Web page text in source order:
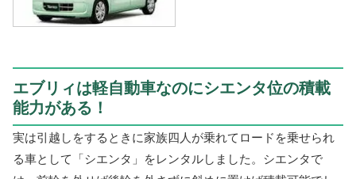
エブリィは軽自動車なのにシエンタ位の積載
能力がある！
実は引越しをするときに家族四人が乗れてロードを乗せられ
る車として「シエンタ」をレンタルしました。シエンタで